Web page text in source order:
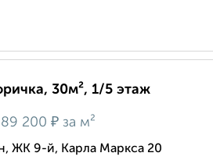
30м², 1/5 этаж
89 200 ₽ за м²
ЖК 9-й, Карла Маркса 20